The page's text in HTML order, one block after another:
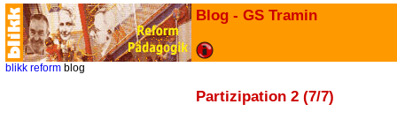
Blog - GS Tramin
blikk reform blog
Partizipation 2 (7/7)